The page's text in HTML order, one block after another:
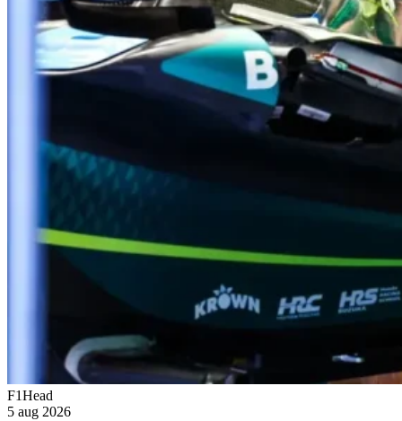
F1Head
5 aug 2026